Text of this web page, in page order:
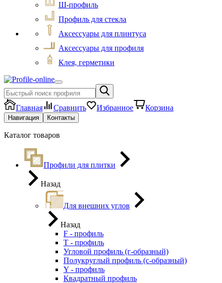
Ш-профиль
Профиль для стекла
Аксессуары для плинтуса
Аксессуары для профиля
Клея, герметики
Главная Сравнить Избранное Корзина
Навигация Контакты
Каталог товаров
Профили для плитки
Назад
Для внешних углов
Назад
F - профиль
Т - профиль
Угловой профиль (г-образный)
Полукруглый профиль (с-образный)
Y - профиль
Квадратный профиль